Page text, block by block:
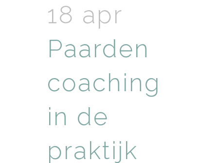
18 apr
Paarden
coaching
in de
praktijk